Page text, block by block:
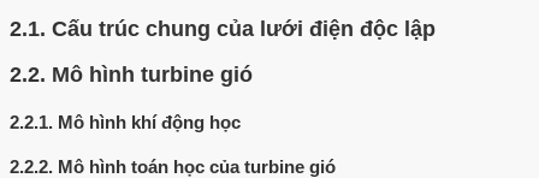
2.1. Cấu trúc chung của lưới điện độc lập
2.2. Mô hình turbine gió
2.2.1. Mô hình khí động học
2.2.2. Mô hình toán học của turbine gió